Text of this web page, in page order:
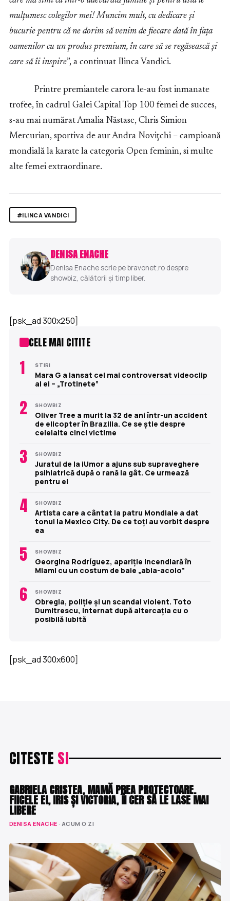
mulțumesc colegilor mei! Muncim mult, cu dedicare și
bucurie pentru că ne dorim să venim de fiecare dată în fața
oamenilor cu un produs premium, în care să se regăsească și
care să îi inspire”, a continuat Ilinca Vandici.
Printre premiantele carora le-au fost inmanate
trofee, în cadrul Galei Capital Top 100 femei de succes,
s-au mai numărat Amalia Năstase, Chris Simion
Mercurian, sportiva de aur Andra Noviţchi – campioană
mondială la karate la categoria Open feminin, si multe
alte femei extraordinare.
#ILINCA VANDICI
DENISA ENACHE
Denisa Enache scrie pe bravonet.ro despre
showbiz, călătorii și timp liber.
[psk_ad 300x250]
CELE MAI CITITE
1 STIRI
Mara G a lansat cel mai controversat videoclip
al ei – „Trotinete”
2 SHOWBIZ
Oliver Tree a murit la 32 de ani într-un accident
de elicopter în Brazilia. Ce se știe despre
celelalte cinci victime
3 SHOWBIZ
Juratul de la iUmor a ajuns sub supraveghere
psihiatrică după o rană la gât. Ce urmează
pentru el
4 SHOWBIZ
Artista care a cântat la patru Mondiale a dat
tonul la Mexico City. De ce toți au vorbit despre
ea
5 SHOWBIZ
Georgina Rodríguez, apariție incendiară în
Miami cu un costum de baie „abia-acolo”
6 SHOWBIZ
Obregia, poliție și un scandal violent. Toto
Dumitrescu, internat după altercația cu o
posibilă iubită
[psk_ad 300x600]
CITESTE SI
GABRIELA CRISTEA, MAMĂ PREA PROTECTOARE.
FIICELE EI, IRIS ȘI VICTORIA, ÎI CER SĂ LE LASE MAI
LIBERE
DENISA ENACHE · ACUM O ZI